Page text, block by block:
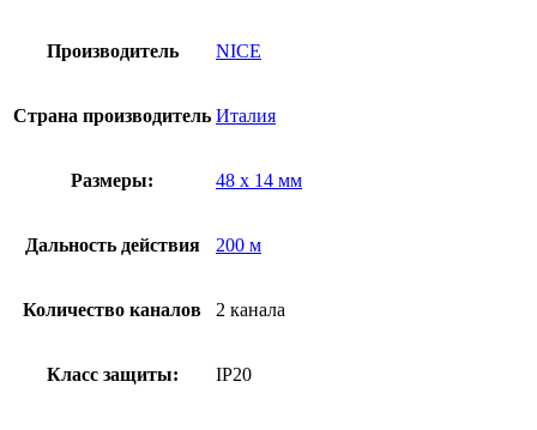
Производитель NICE
Страна производитель Италия
Размеры: 48 х 14 мм
Дальность действия 200 м
Количество каналов 2 канала
Класс защиты: IP20